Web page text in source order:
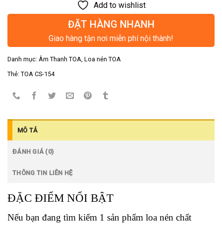
Add to wishlist
ĐẶT HÀNG NHANH
Giao hàng tận nơi miễn phí nội thành!
Danh mục: Âm Thanh TOA, Loa nén TOA
Thẻ: TOA CS-154
MÔ TẢ
ĐÁNH GIÁ (0)
THÔNG TIN LIÊN HỆ
ĐẶC ĐIỂM NỔI BẬT
Nếu bạn đang tìm kiếm 1 sản phẩm loa nén chất